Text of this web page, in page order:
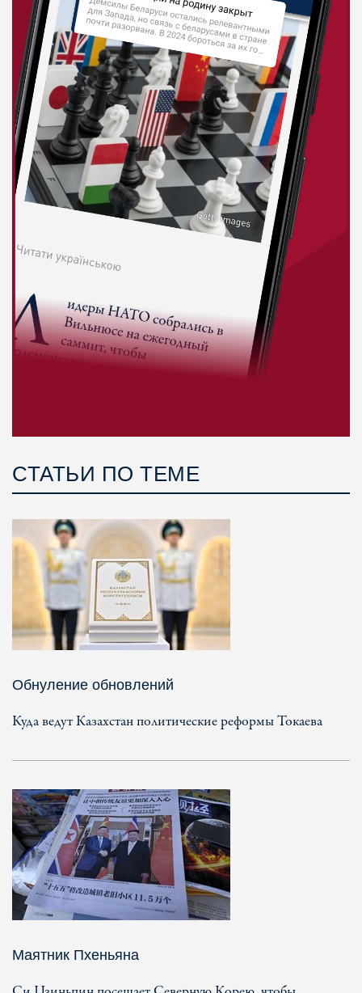
СТАТЬИ ПО ТЕМЕ
Обнуление обновлений
Куда ведут Казахстан политические реформы Токаева
Маятник Пхеньяна